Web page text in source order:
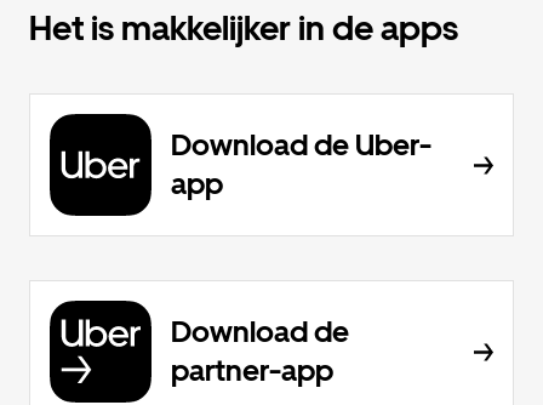
Het is makkelijker in de apps
Download de Uber-
app
Download de
partner-app